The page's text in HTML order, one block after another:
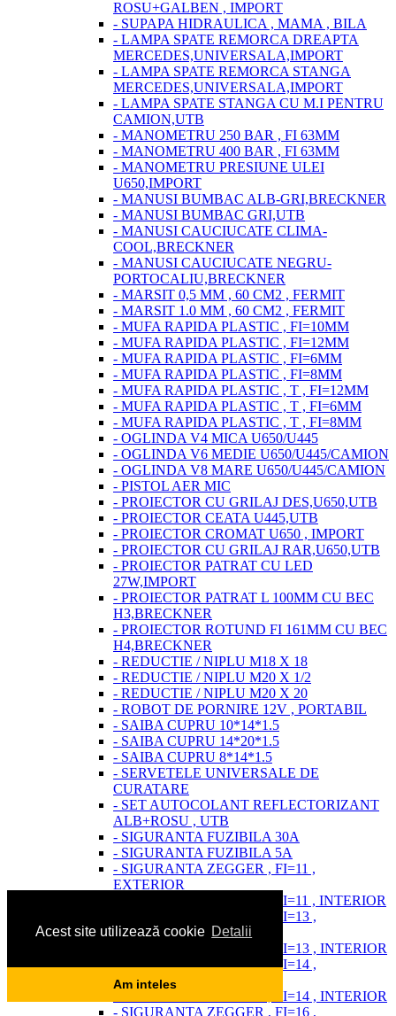
Acest site utilizează cookie Detalii
Am inteles
ROSU+GALBEN , IMPORT
- SUPAPA HIDRAULICA , MAMA , BILA
- LAMPA SPATE REMORCA DREAPTA
MERCEDES,UNIVERSALA,IMPORT
- LAMPA SPATE REMORCA STANGA
MERCEDES,UNIVERSALA,IMPORT
- LAMPA SPATE STANGA CU M.I PENTRU
CAMION,UTB
- MANOMETRU 250 BAR , FI 63MM
- MANOMETRU 400 BAR , FI 63MM
- MANOMETRU PRESIUNE ULEI
U650,IMPORT
- MANUSI BUMBAC ALB-GRI,BRECKNER
- MANUSI BUMBAC GRI,UTB
- MANUSI CAUCIUCATE CLIMA-
COOL,BRECKNER
- MANUSI CAUCIUCATE NEGRU-
PORTOCALIU,BRECKNER
- MARSIT 0,5 MM , 60 CM2 , FERMIT
- MARSIT 1.0 MM , 60 CM2 , FERMIT
- MUFA RAPIDA PLASTIC , FI=10MM
- MUFA RAPIDA PLASTIC , FI=12MM
- MUFA RAPIDA PLASTIC , FI=6MM
- MUFA RAPIDA PLASTIC , FI=8MM
- MUFA RAPIDA PLASTIC , T , FI=12MM
- MUFA RAPIDA PLASTIC , T , FI=6MM
- MUFA RAPIDA PLASTIC , T , FI=8MM
- OGLINDA V4 MICA U650/U445
- OGLINDA V6 MEDIE U650/U445/CAMION
- OGLINDA V8 MARE U650/U445/CAMION
- PISTOL AER MIC
- PROIECTOR CU GRILAJ DES,U650,UTB
- PROIECTOR CEATA U445,UTB
- PROIECTOR CROMAT U650 , IMPORT
- PROIECTOR CU GRILAJ RAR,U650,UTB
- PROIECTOR PATRAT CU LED
27W,IMPORT
- PROIECTOR PATRAT L 100MM CU BEC
H3,BRECKNER
- PROIECTOR ROTUND FI 161MM CU BEC
H4,BRECKNER
- REDUCTIE / NIPLU M18 X 18
- REDUCTIE / NIPLU M20 X 1/2
- REDUCTIE / NIPLU M20 X 20
- ROBOT DE PORNIRE 12V , PORTABIL
- SAIBA CUPRU 10*14*1.5
- SAIBA CUPRU 14*20*1.5
- SAIBA CUPRU 8*14*1.5
- SERVETELE UNIVERSALE DE
CURATARE
- SET AUTOCOLANT REFLECTORIZANT
ALB+ROSU , UTB
- SIGURANTA FUZIBILA 30A
- SIGURANTA FUZIBILA 5A
- SIGURANTA ZEGGER , FI=11 ,
EXTERIOR
- SIGURANTA ZEGGER , FI=11 , INTERIOR
- SIGURANTA ZEGGER , FI=13 ,
EXTERIOR
- SIGURANTA ZEGGER , FI=13 , INTERIOR
- SIGURANTA ZEGGER , FI=14 ,
EXTERIOR
- SIGURANTA ZEGGER , FI=14 , INTERIOR
- SIGURANTA ZEGGER , FI=16 ,